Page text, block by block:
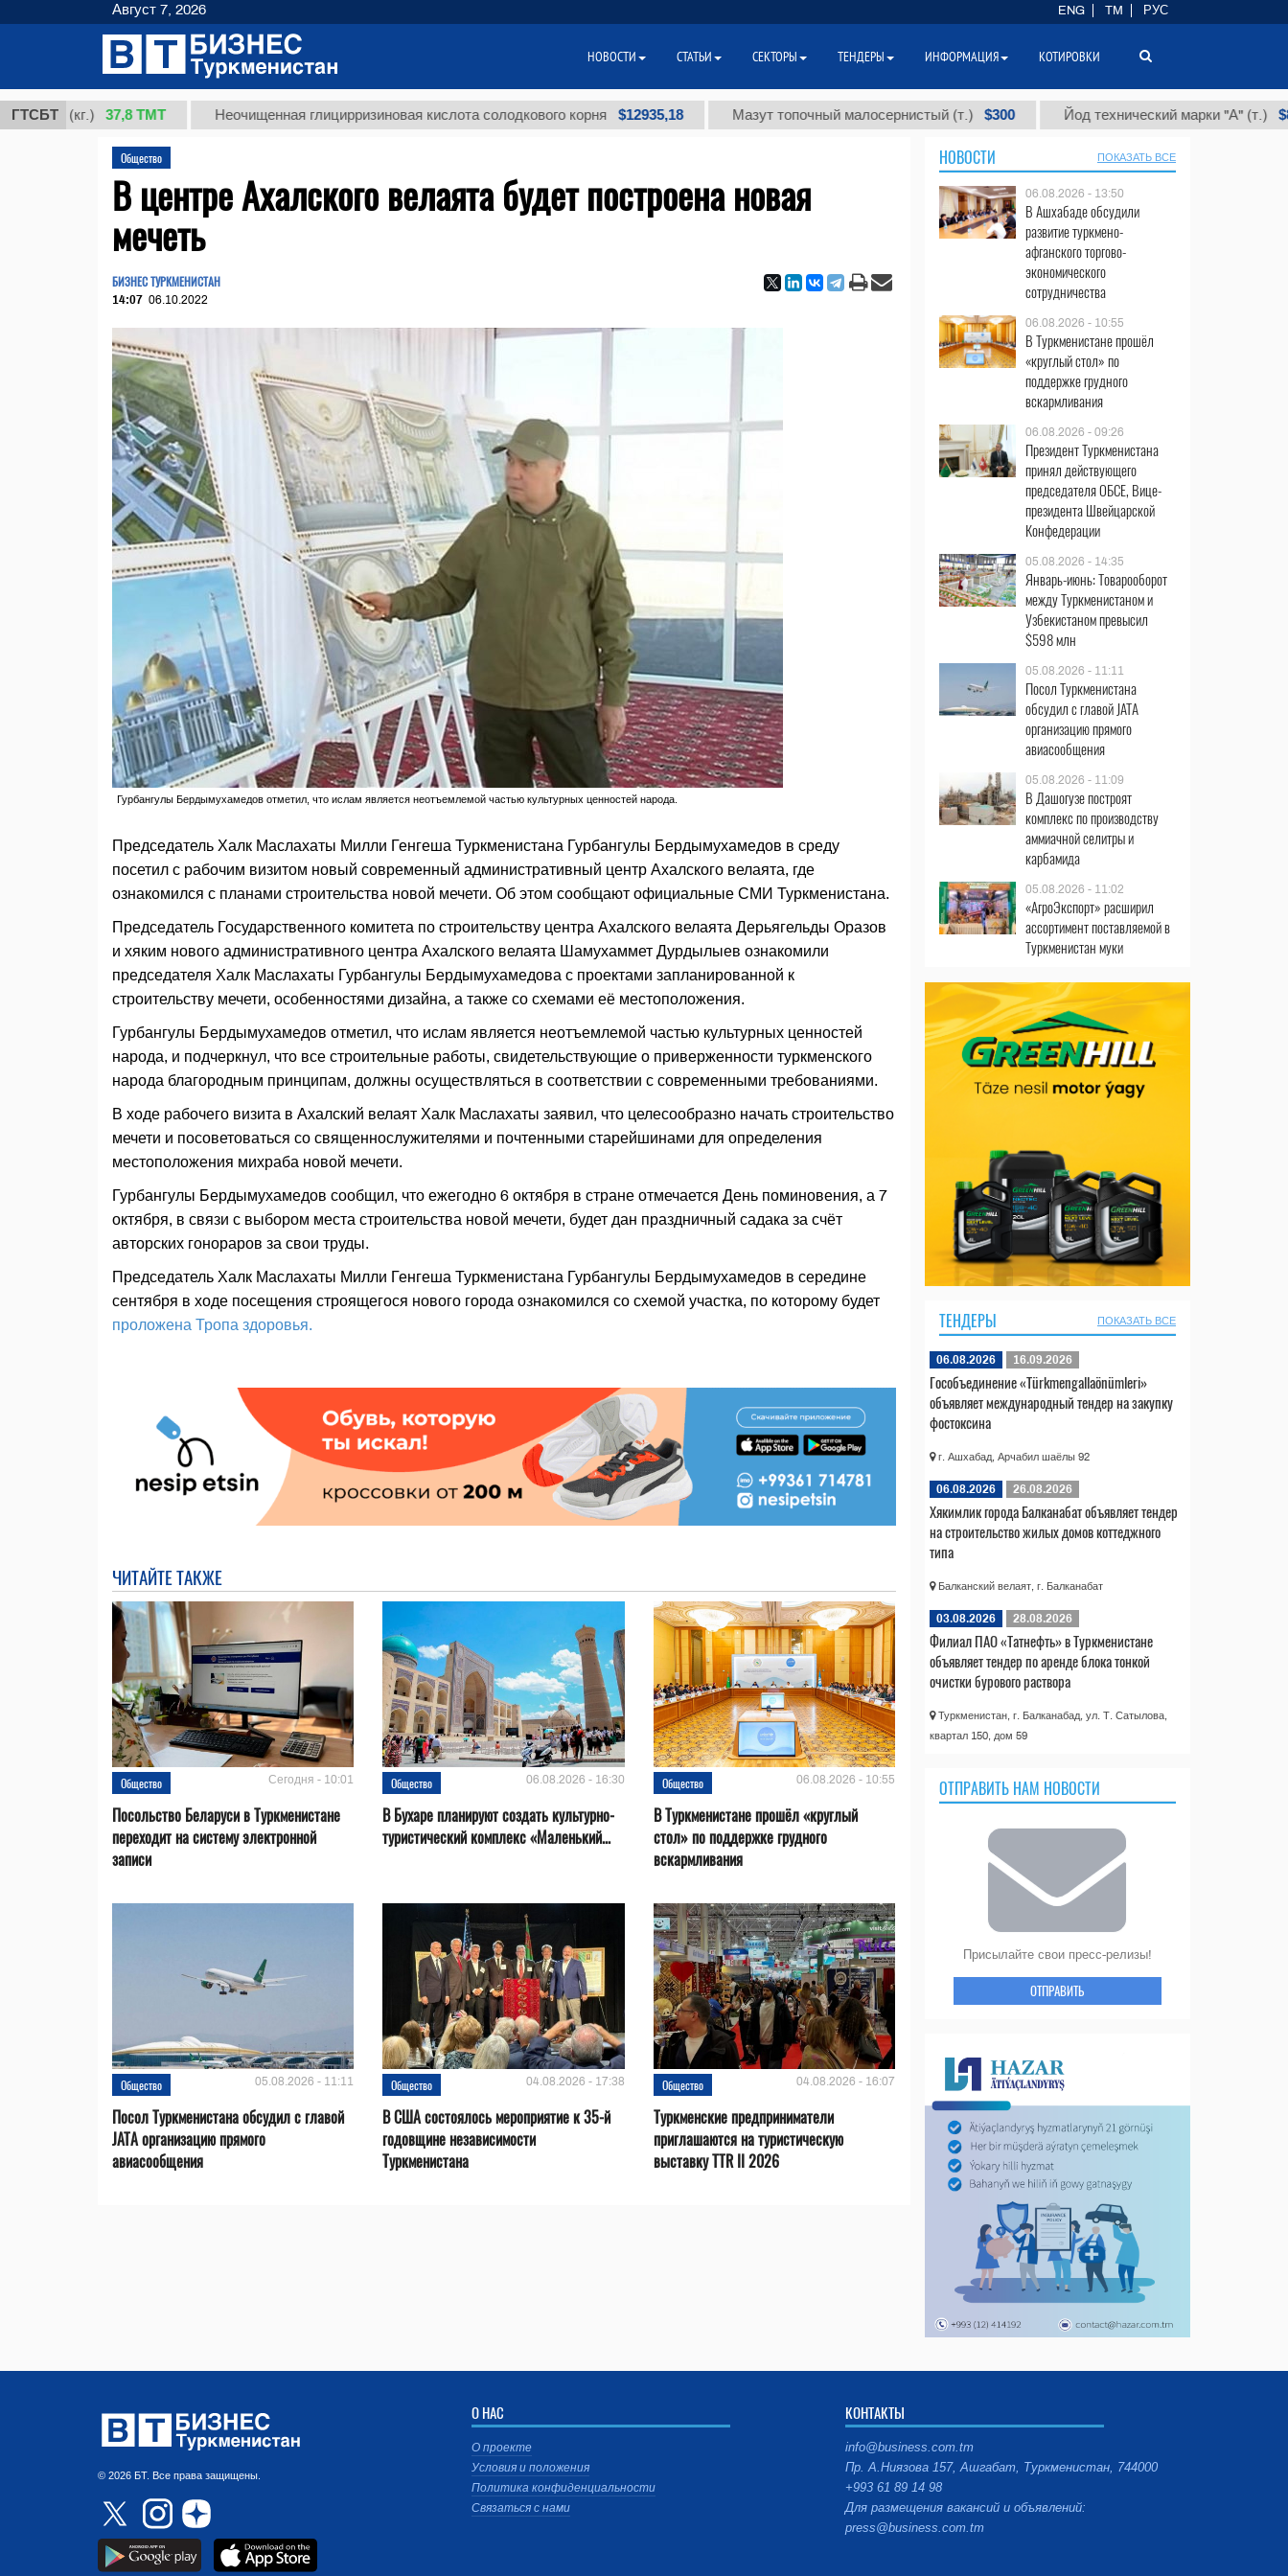
ГТСБТ
1 (кг.) 37,8 ТМТ Неочищенная глицирризиновая кислота солодкового корня $12935,18 Мазут топочный малосернистый (т.) $300 Йод технический марки "А" (т.) $86 000
Общество
В центре Ахалского велаята будет построена новая
мечеть
БИЗНЕС ТУРКМЕНИСТАН
14:07 06.10.2022
Гурбангулы Бердымухамедов отметил, что ислам является неотъемлемой частью культурных ценностей народа.
Председатель Халк Маслахаты Милли Генгеша Туркменистана Гурбангулы Бердымухамедов в среду
посетил с рабочим визитом новый современный административный центр Ахалского велаята, где
ознакомился с планами строительства новой мечети. Об этом сообщают официальные СМИ Туркменистана.
Председатель Государственного комитета по строительству центра Ахалского велаята Дерьягельды Оразов
и хяким нового административного центра Ахалского велаята Шамухаммет Дурдылыев ознакомили
председателя Халк Маслахаты Гурбангулы Бердымухамедова с проектами запланированной к
строительству мечети, особенностями дизайна, а также со схемами её местоположения.
Гурбангулы Бердымухамедов отметил, что ислам является неотъемлемой частью культурных ценностей
народа, и подчеркнул, что все строительные работы, свидетельствующие о приверженности туркменского
народа благородным принципам, должны осуществляться в соответствии с современными требованиями.
В ходе рабочего визита в Ахалский велаят Халк Маслахаты заявил, что целесообразно начать строительство
мечети и посоветоваться со священнослужителями и почтенными старейшинами для определения
местоположения михраба новой мечети.
Гурбангулы Бердымухамедов сообщил, что ежегодно 6 октября в стране отмечается День поминовения, а 7
октября, в связи с выбором места строительства новой мечети, будет дан праздничный садака за счёт
авторских гонораров за свои труды.
Председатель Халк Маслахаты Милли Генгеша Туркменистана Гурбангулы Бердымухамедов в середине
сентября в ходе посещения строящегося нового города ознакомился со схемой участка, по которому будет
проложена Тропа здоровья.
ЧИТАЙТЕ ТАКЖЕ
Общество Сегодня - 10:01
Посольство Беларуси в Туркменистане
переходит на систему электронной
записи
Общество 06.08.2026 - 16:30
В Бухаре планируют создать культурно-
туристический комплекс «Маленький...
Общество 06.08.2026 - 10:55
В Туркменистане прошёл «круглый
стол» по поддержке грудного
вскармливания
Общество 05.08.2026 - 11:11
Посол Туркменистана обсудил с главой
JATA организацию прямого
авиасообщения
Общество 04.08.2026 - 17:38
В США состоялось мероприятие к 35-й
годовщине независимости
Туркменистана
Общество 04.08.2026 - 16:07
Туркменские предприниматели
приглашаются на туристическую
выставку TTR II 2026
НОВОСТИ ПОКАЗАТЬ ВСЕ
06.08.2026 - 13:50
В Ашхабаде обсудили
развитие туркмено-
афганского торгово-
экономического
сотрудничества
06.08.2026 - 10:55
В Туркменистане прошёл
«круглый стол» по
поддержке грудного
вскармливания
06.08.2026 - 09:26
Президент Туркменистана
принял действующего
председателя ОБСЕ, Вице-
президента Швейцарской
Конфедерации
05.08.2026 - 14:35
Январь-июнь: Товарооборот
между Туркменистаном и
Узбекистаном превысил
$598 млн
05.08.2026 - 11:11
Посол Туркменистана
обсудил с главой JATA
организацию прямого
авиасообщения
05.08.2026 - 11:09
В Дашогузе построят
комплекс по производству
аммиачной селитры и
карбамида
05.08.2026 - 11:02
«АгроЭкспорт» расширил
ассортимент поставляемой в
Туркменистан муки
ТЕНДЕРЫ ПОКАЗАТЬ ВСЕ
06.08.2026 16.09.2026
Гособъединение «Türkmengallaönümleri»
объявляет международный тендер на закупку
фостоксина
г. Ашхабад, Арчабил шаёлы 92
06.08.2026 26.08.2026
Хякимлик города Балканабат объявляет тендер
на строительство жилых домов коттеджного
типа
Балканский велаят, г. Балканабат
03.08.2026 28.08.2026
Филиал ПАО «Татнефть» в Туркменистане
объявляет тендер по аренде блока тонкой
очистки бурового раствора
Туркменистан, г. Балканабад, ул. Т. Сатылова,
квартал 150, дом 59
ОТПРАВИТЬ НАМ НОВОСТИ
Присылайте свои пресс-релизы!
ОТПРАВИТЬ
© 2026 БТ. Все права защищены.
О НАС
О проекте
Условия и положения
Политика конфиденциальности
Связаться с нами
КОНТАКТЫ
info@business.com.tm
Пр. А.Ниязова 157, Ашгабат, Туркменистан, 744000
+993 61 89 14 98
Для размещения вакансий и объявлений:
press@business.com.tm
Август 7, 2026 ENG TM РУС
НОВОСТИ СТАТЬИ СЕКТОРЫ ТЕНДЕРЫ ИНФОРМАЦИЯ КОТИРОВКИ